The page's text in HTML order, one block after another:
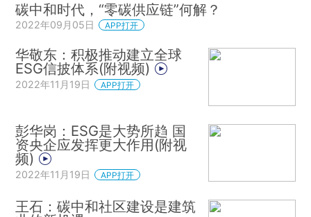
碳中和时代，“零碳供应链”何解？
2022年09月05日 APP打开
华敬东：积极推动建立全球
ESG信披体系(附视频)
2022年11月19日 APP打开
彭华岗：ESG是大势所趋 国
资央企应发挥更大作用(附视
频)
2022年11月19日 APP打开
王石：碳中和社区建设是建筑